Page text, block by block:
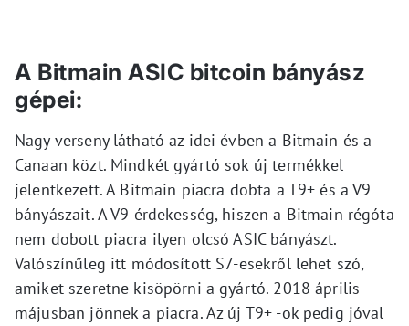
A Bitmain ASIC bitcoin bányász
gépei:
Nagy verseny látható az idei évben a Bitmain és a
Canaan közt. Mindkét gyártó sok új termékkel
jelentkezett. A Bitmain piacra dobta a T9+ és a V9
bányászait. A V9 érdekesség, hiszen a Bitmain régóta
nem dobott piacra ilyen olcsó ASIC bányászt.
Valószínűleg itt módosított S7-esekről lehet szó,
amiket szeretne kisöpörni a gyártó. 2018 április –
májusban jönnek a piacra. Az új T9+ -ok pedig jóval